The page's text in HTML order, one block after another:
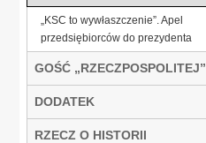
„KSC to wywłaszczenie”. Apel
przedsiębiorców do prezydenta
GOŚĆ „RZECZPOSPOLITEJ”
DODATEK
RZECZ O HISTORII